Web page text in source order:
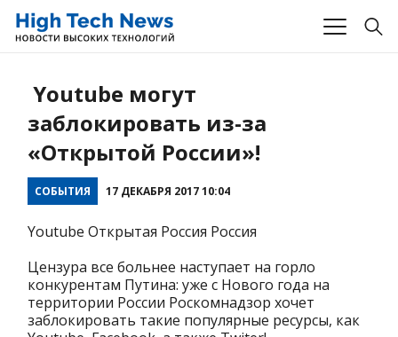
Youtube могут
заблокировать из-за
«Открытой России»!
СОБЫТИЯ 17 ДЕКАБРЯ 2017 10:04
Youtube Открытая Россия Россия
Цензура все больнее наступает на горло
конкурентам Путина: уже с Нового года на
территории России Роскомнадзор хочет
заблокировать такие популярные ресурсы, как